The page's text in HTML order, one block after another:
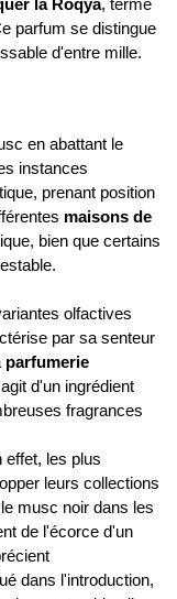
la Roqya, terme
parfum se distingue
d'entre mille.
en abattant le
instances
prenant position
maisons de
bien que certains
olfactives
par sa senteur
parfumerie
d'un ingrédient
fragrances
effet, les plus
leurs collections
musc noir dans les
de l'écorce d'un
dans l'introduction,